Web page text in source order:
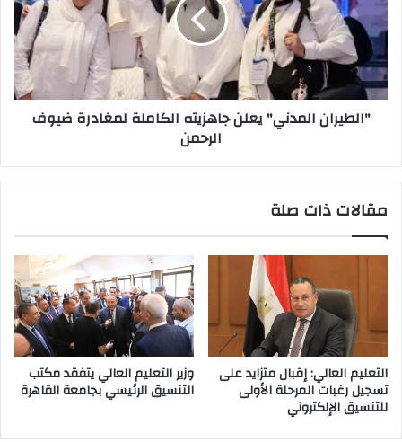
الكاملة
لمغادرة
ضيوف
الرحمن
"الطيران المدني" يعلن جاهزيته الكاملة لمغادرة ضيوف
الرحمن
مقالات ذات صلة
التعليم العالي: إقبال متزايد على
تسجيل رغبات المرحلة الأولى
للتنسيق الإلكتروني
وزير التعليم العالي يتفقد مكتب
التنسيق الرئيسي بجامعة القاهرة